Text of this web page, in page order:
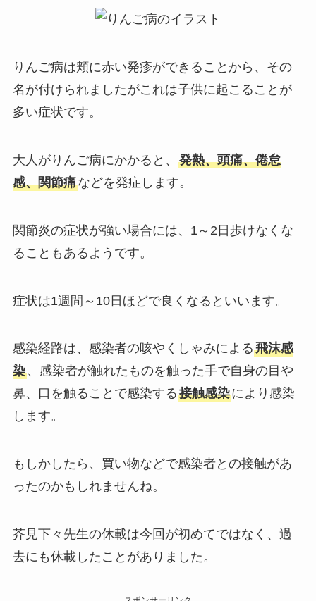
りんご病は頬に赤い発疹ができることから、その
名が付けられましたがこれは子供に起こることが
多い症状です。
大人がりんご病にかかると、 発熱、頭痛、倦怠
感、関節痛などを発症します。
関節炎の症状が強い場合には、1～2日歩けなくな
ることもあるようです。
症状は1週間～10日ほどで良くなるといいます。
感染経路は、感染者の咳やくしゃみによる飛沫感
染、感染者が触れたものを触った手で自身の目や
鼻、口を触ることで感染する接触感染により感染
します。
もしかしたら、買い物などで感染者との接触があ
ったのかもしれませんね。
芥見下々先生の休載は今回が初めてではなく、過
去にも休載したことがありました。